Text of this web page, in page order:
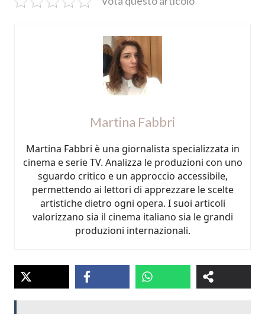
Martina Fabbri
Martina Fabbri è una giornalista specializzata in
cinema e serie TV. Analizza le produzioni con uno
sguardo critico e un approccio accessibile,
permettendo ai lettori di apprezzare le scelte
artistiche dietro ogni opera. I suoi articoli
valorizzano sia il cinema italiano sia le grandi
produzioni internazionali.